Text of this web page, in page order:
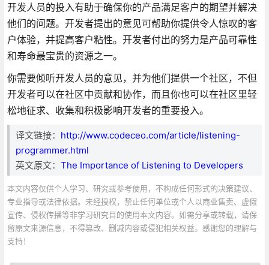
开发人员的投入有助于确保你的产品满足客户的期望并解决
他们的问题。开发者提出的意见可帮助你提供令人惊叹的客
户体验，并提高客户粘性。开发者付出的努力是产品可靠性
和寿命最宝贵的资源之一。
你需要倾听开发人员的意见，并为他们提供一个社区，不但
开发者可以在社区中贡献和协作，而且你也可以在社区里轻
松地征求、收集和积极影响开发者的重要投入。
译文链接： http://www.codeceo.com/article/listening-
programmer.html
英文原文： The Importance of Listening to Developers
本文内容仅供个人学习、研究或参考使用，不构成任何形式的决策建议、
专业指导或法律依据。未经授权，禁止任何单位或个人以商业售卖、虚假
宣传、侵权传播等非学习研究目的使用本文内容。如需分享或转载，请保
留原文来源信息，不得篡改、删减内容或侵犯相关权益。感谢您的理解与
支持！